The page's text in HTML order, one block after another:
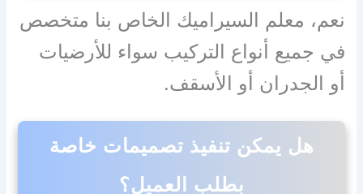
نعم، معلم السيراميك الخاص بنا متخصص
في جميع أنواع التركيب سواء للأرضيات
أو الجدران أو الأسقف.
هل يمكن تنفيذ تصميمات خاصة
بطلب العميل؟